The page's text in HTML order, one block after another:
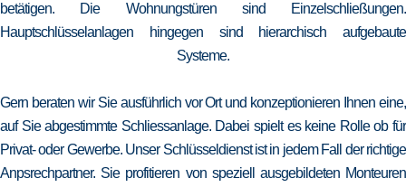
betätigen. Die Wohnungstüren sind Einzelschließungen.
Hauptschlüsselanlagen hingegen sind hierarchisch aufgebaute
Systeme.
Gern beraten wir Sie ausführlich vor Ort und konzeptionieren Ihnen eine,
auf Sie abgestimmte Schliessanlage. Dabei spielt es keine Rolle ob für
Privat- oder Gewerbe. Unser Schlüsseldienst ist in jedem Fall der richtige
Anpsrechpartner. Sie profitieren von speziell ausgebildeten Monteuren